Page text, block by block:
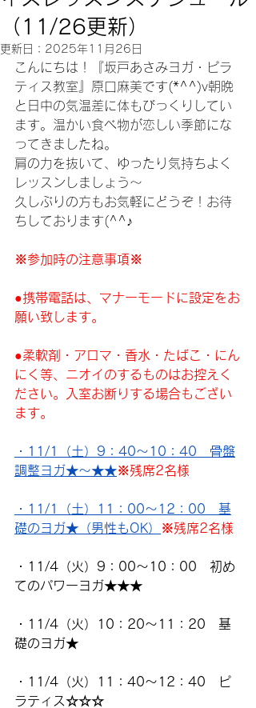
（11/26更新）
更新日： 2025年11月26日
こんにちは！『坂戸あさみヨガ・ピラ
ティス教室』原口麻美です(*^^)v朝晩
と日中の気温差に体もびっくりしてい
ます。温かい食べ物が恋しい季節にな
ってきましたね。
肩の力を抜いて、ゆったり気持ちよく
レッスンしましょう～
久しぶりの方もお気軽にどうぞ！お待
ちしております(^^♪
※参加時の注意事項※
●携帯電話は、マナーモードに設定をお
願い致します。
●柔軟剤・アロマ・香水・たばこ・にん
にく等、ニオイのするものはお控えく
ださい。入室お断りする場合もござい
ます。
・11/1（土）9：40～10：40　骨盤
調整ヨガ★～★★※残席2名様
・11/1（土）11：00～12：00　基
礎のヨガ★（男性もOK）
※残席2名様
・11/4（火）9：00～10：00　初め
てのパワーヨガ★★★
・11/4（火）10：20～11：20　基
礎のヨガ★
・11/4（火）11：40～12：40　ピ
ラティス☆☆☆